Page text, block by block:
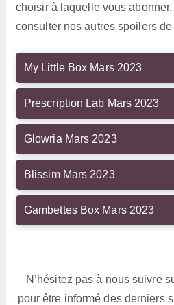
choisir à laquelle vous abonner,
consulter nos autres spoilers
My Little Box Mars 2023
Prescription Lab Mars 2023
Glowria Mars 2023
Blissim Mars 2023
Gambettes Box Mars 2023
N’hésitez pas à nous suivre
pour être informé des derniers